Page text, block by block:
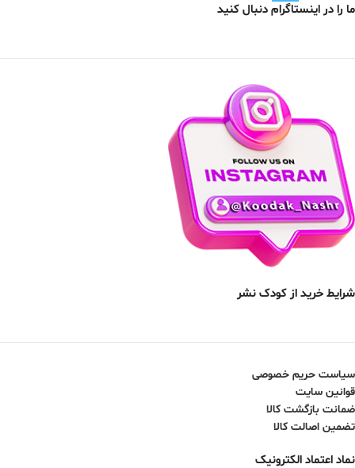
ما را در اینستاگرام دنبال کنید
شرایط خرید از کودک نشر
سیاست حریم خصوصی
قوانین سایت
ضمانت بازگشت کالا
تضمین اصالت کالا
نماد اعتماد الکترونیک